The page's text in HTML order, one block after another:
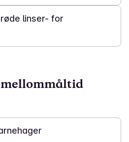
linser- for